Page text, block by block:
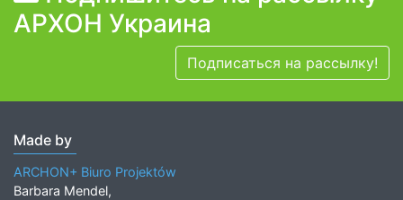
АРХОН Украина
Подписаться на рассылку!
Made by
ARCHON+ Biuro Projektów
Barbara Mendel,